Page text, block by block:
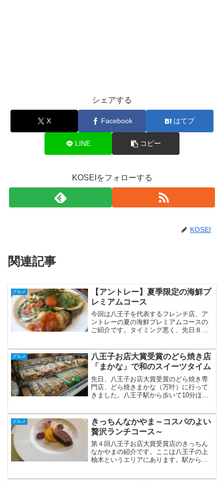
シェアする
X Facebook はてブ
LINE コピー
KOSEIをフォローする
KOSEI
関連記事
グルメ
【アントレー】夏季限定の海鮮プ
レミアムコース
今回は八王子を代表するフレンチ店、ア
ントレーの夏の海鮮プレミアムコースの
ご紹介です。タイミング悪く、先日８月
意されているようなので来年を楽しみに
していただければと思いま...
グルメ
八王子お店大賞受賞のどら焼き店
「まかな」で和のスイーツタイム
先日、八王子お店大賞受賞のどら焼き専
門店、どら焼きまかな（万叶）に行って
きました。八王子駅から歩いて10分ほ
お店大賞って？八王子お店大賞は、市民
が推薦・投票して選ぶ「地...
グルメ
きっちんなかやま～コスパのよい
贅沢ランチコース～
第４回八王子お店大賞受賞店のきっちん
なかやまの紹介です。ここは八王子の上
柚木というエリアにあります。駅から歩